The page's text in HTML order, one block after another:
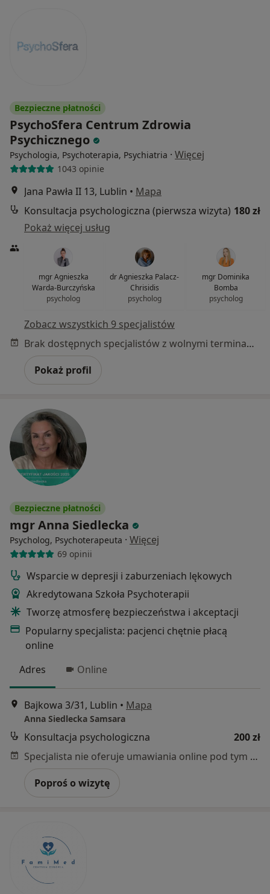
Bezpieczne płatności
PsychoSfera Centrum Zdrowia
Psychicznego
Psychologia, Psychoterapia, Psychiatria · Więcej
1043 opinie
Jana Pawła II 13, Lublin • Mapa
Konsultacja psychologiczna (pierwsza wizyta) 180 zł
Pokaż więcej usług
mgr Agnieszka
Warda-Burczyńska
psycholog
dr Agnieszka Palacz-
Chrisidis
psycholog
mgr Dominika
Bomba
psycholog
Zobacz wszystkich 9 specjalistów
Brak dostępnych specjalistów z wolnymi terminami w tym centrum medycznym.
Pokaż profil
Bezpieczne płatności
mgr Anna Siedlecka
Psycholog, Psychoterapeuta · Więcej
69 opinii
Wsparcie w depresji i zaburzeniach lękowych
Akredytowana Szkoła Psychoterapii
Tworzę atmosferę bezpieczeństwa i akceptacji
Popularny specjalista: pacjenci chętnie płacą
online
Adres
Online
Bajkowa 3/31, Lublin • Mapa
Anna Siedlecka Samsara
Konsultacja psychologiczna
200 zł
Specjalista nie oferuje umawiania online pod tym adresem.
Poproś o wizytę